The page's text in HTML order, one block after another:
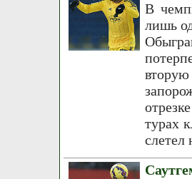
В
лишь
турах
слетел